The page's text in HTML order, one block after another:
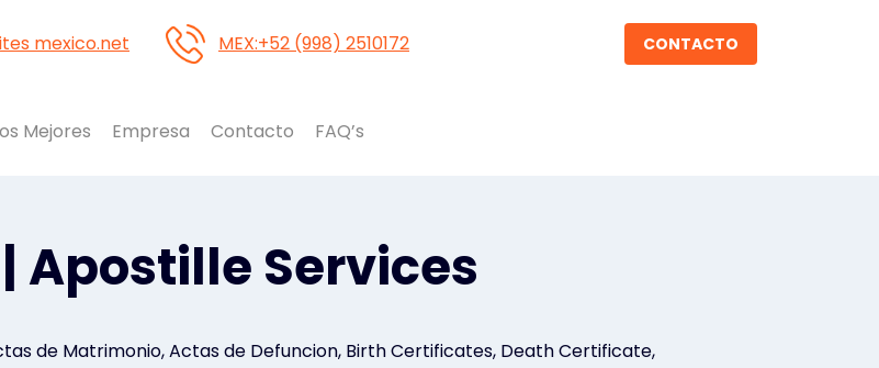
mexico.net MEX:+52 (998) 2510172 CONTACTO
Mejores Empresa Contacto FAQ’s
Apostille Services
de Matrimonio, Actas de Defuncion, Birth Certificates, Death Certificate,